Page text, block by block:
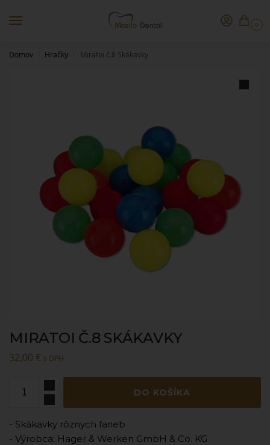
0
Domov Hračky Miratoi č.8 Skákavky
MIRATOI Č.8 SKÁKAVKY
32,00 € s DPH
DO KOŠÍKA
- Skákavky rôznych farieb
- Výrobca: Hager & Werken GmbH & Co. KG